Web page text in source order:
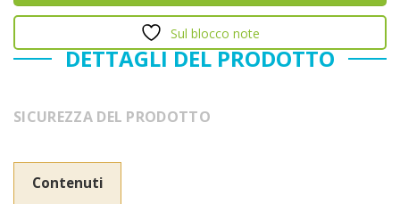
Sul blocco note
DETTAGLI DEL PRODOTTO
SICUREZZA DEL PRODOTTO
Contenuti